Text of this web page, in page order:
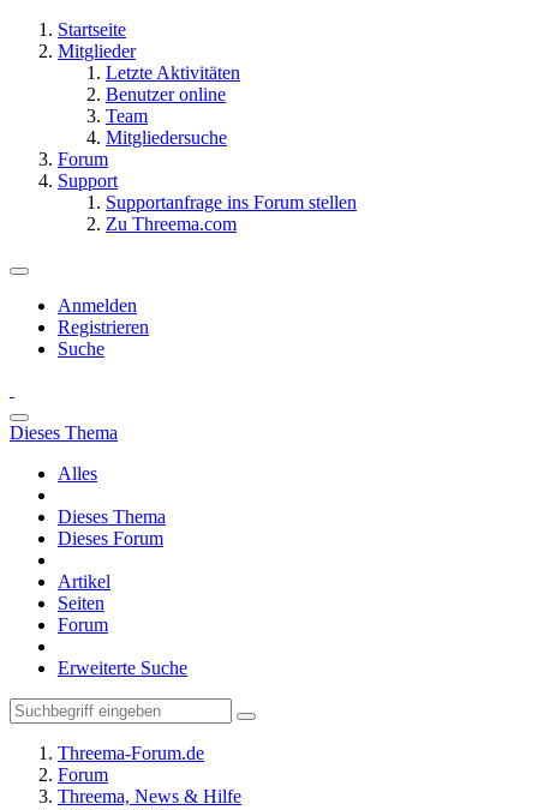
Startseite
Mitglieder
Letzte Aktivitäten
Benutzer online
Team
Mitgliedersuche
Forum
Support
Supportanfrage ins Forum stellen
Zu Threema.com
Anmelden
Registrieren
Suche
Dieses Thema
Alles
Dieses Thema
Dieses Forum
Artikel
Seiten
Forum
Erweiterte Suche
Threema-Forum.de
Forum
Threema, News & Hilfe